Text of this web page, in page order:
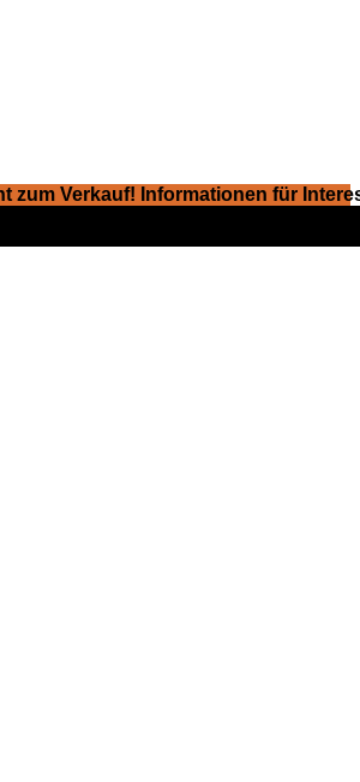
zum Verkauf! Informationen für